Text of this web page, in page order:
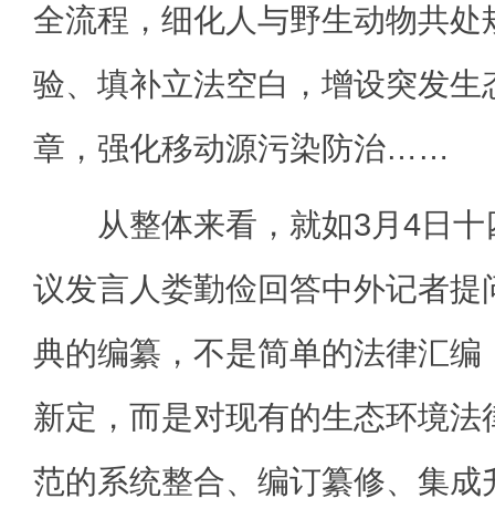
全流程，细化人与野生动物共处
验、填补立法空白，增设突发生
章，强化移动源污染防治……
从整体来看，就如3月4日十
议发言人娄勤俭回答中外记者提
典的编纂，不是简单的法律汇编
新定，而是对现有的生态环境
范的系统整合、编订纂修、集成